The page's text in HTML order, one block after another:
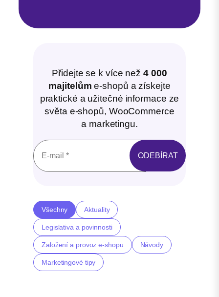
Přidejte se k více než4 000
majitelůme-shopů a získejte
praktické a užitečné informace ze
světa e-shopů, WooCommerce
a marketingu.
Všechny Aktuality
Legislativa a povinnosti
Založení a provoz e-shopu Návody
Marketingové tipy